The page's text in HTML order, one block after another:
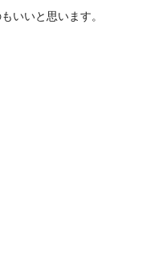
いいと思います。